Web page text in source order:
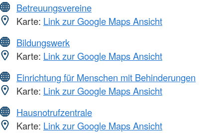
Betreuungsvereine
Karte: Link zur Google Maps Ansicht
Bildungswerk
Karte: Link zur Google Maps Ansicht
Einrichtung für Menschen mit Behinderungen
Karte: Link zur Google Maps Ansicht
Hausnotrufzentrale
Karte: Link zur Google Maps Ansicht